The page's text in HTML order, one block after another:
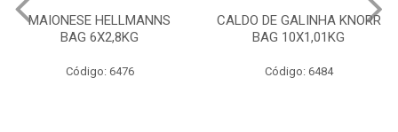
MAIONESE HELLMANNS
BAG 6X2,8KG
Código: 6476
CALDO DE GALINHA KNORR
BAG 10X1,01KG
Código: 6484